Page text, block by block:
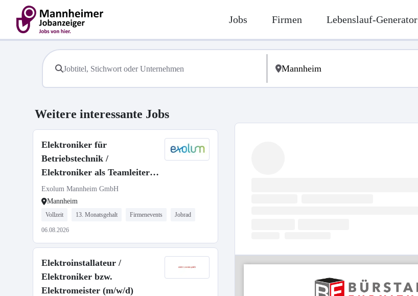
Jobs Firmen Lebenslauf-Generator
Weitere interessante Jobs
Elektroniker für
Betriebstechnik /
Elektroniker als Teamleiter
(w/m/d) - Instandhaltung
Exolum Mannheim GmbH
Mannheim
Vollzeit 13. Monatsgehalt Firmenevents Jobrad
06.08.2026
Elektroinstallateur /
Elektroniker bzw.
Elektromeister (m/w/d)